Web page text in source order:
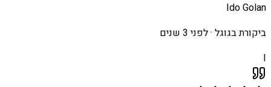
Ido Golan
ביקורת בגוגל ·לפני 3 שנים
I